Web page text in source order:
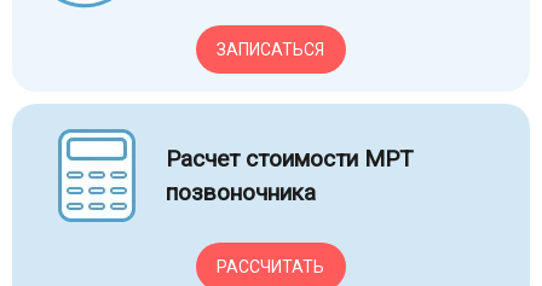
ЗАПИСАТЬСЯ
Расчет стоимости МРТ
позвоночника
РАССЧИТАТЬ